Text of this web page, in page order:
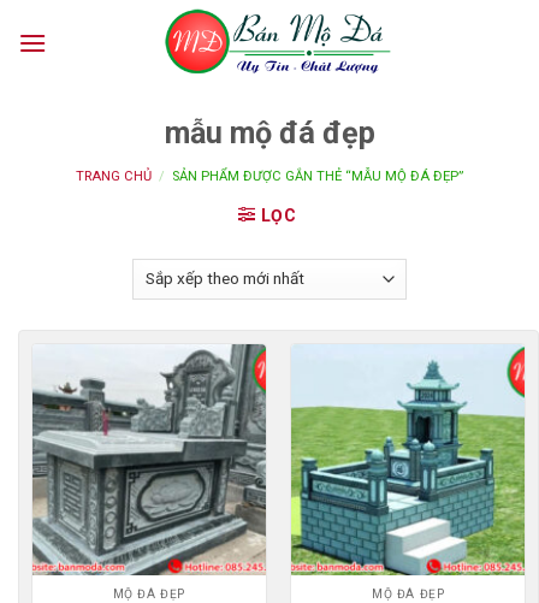
mẫu mộ đá đẹp
TRANG CHỦ / SẢN PHẨM ĐƯỢC GẮN THẺ “MẪU MỘ ĐÁ ĐẸP”
LỌC
MỘ ĐÁ ĐẸP MỘ ĐÁ ĐẸP